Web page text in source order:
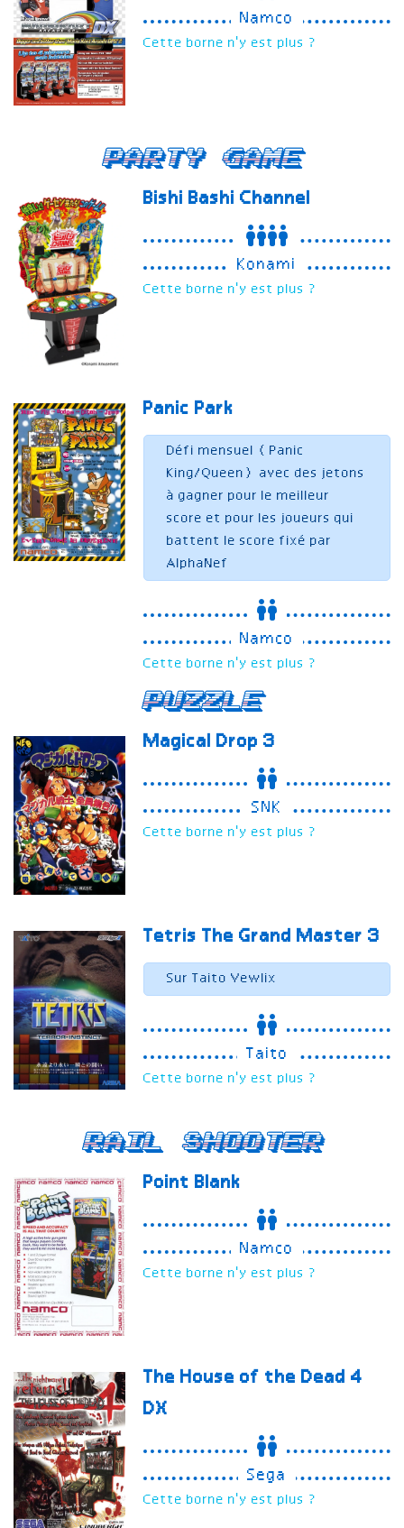
Namco
Cette borne n'y est plus ?
Party Game
Bishi Bashi Channel
Konami
Cette borne n'y est plus ?
Panic Park
Défi mensuel (Panic
King/Queen) avec des jetons
à gagner pour le meilleur
score et pour les joueurs qui
battent le score fixé par
AlphaNef
Namco
Cette borne n'y est plus ?
Puzzle
Magical Drop 3
SNK
Cette borne n'y est plus ?
Tetris The Grand Master 3
Sur Taito Vewlix
Taito
Cette borne n'y est plus ?
Rail Shooter
Point Blank
Namco
Cette borne n'y est plus ?
The House of the Dead 4
DX
Sega
Cette borne n'y est plus ?